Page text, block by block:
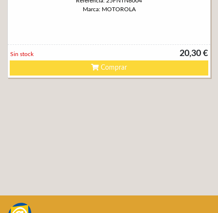
Marca: MOTOROLA
20,30 €
Sin stock
Comprar